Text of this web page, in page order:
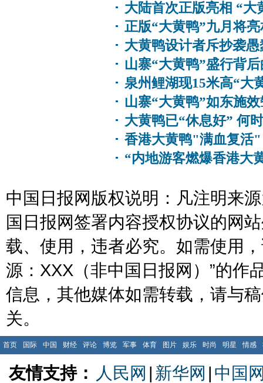
大陆首次正版亮相 “大
正版“大黄鸭”九月将
大黄鸭设计者斥抄袭
山寨“大黄鸭”盛行背
泉州鲤湖现15米高“大
山寨“大黄鸭”如东施
大黄鸭已“休息好” 何
香港大黄鸭"满血复活
“内地游客燃爆香港大
中国日报网版权说明：凡注明来
国日报网签署内容授权协议的网
载、使用，违者必究。如需使用
源：XXX（非中国日报网）”的作
信息，其他媒体如需转载，请与
关。
首页 国际 中国 财经 评论 博览 军事 体育 图片 娱乐 时尚 明星 情感
友情支持： 人民网 | 新华网 | 中国